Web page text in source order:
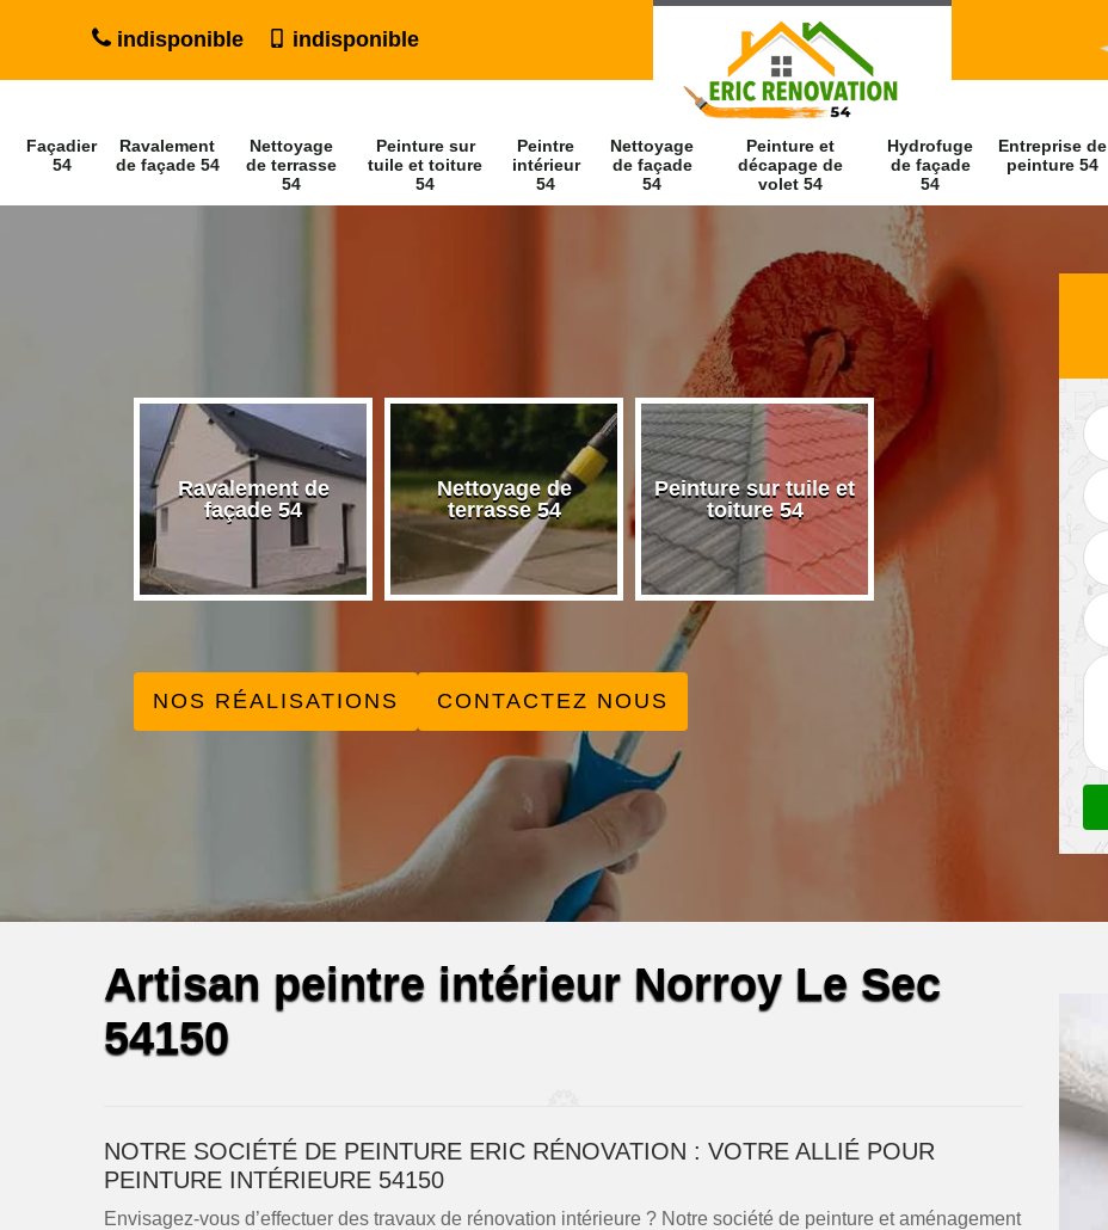
indisponible indisponible
Façadier
54
Ravalement
de façade 54
Nettoyage
de terrasse
54
Peinture sur
tuile et toiture
54
Peintre
intérieur
54
Nettoyage
de façade
54
Peinture et
décapage de
volet 54
Hydrofuge
de façade
54
Entreprise de
peinture 54
Ravalement de
façade 54
Nettoyage de
terrasse 54
Peinture sur tuile et
toiture 54
Peintre intérieur 54
NOS RÉALISATIONS CONTACTEZ NOUS
Artisan peintre intérieur Norroy Le Sec
54150
NOTRE SOCIÉTÉ DE PEINTURE ERIC RÉNOVATION : VOTRE ALLIÉ POUR
PEINTURE INTÉRIEURE 54150
Envisagez-vous d’effectuer des travaux de rénovation intérieure ? Notre société de peinture et aménagement